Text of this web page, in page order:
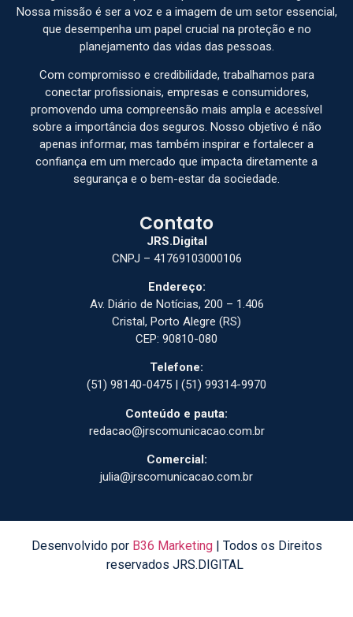
Nossa missão é ser a voz e a imagem de um setor essencial,
que desempenha um papel crucial na proteção e no
planejamento das vidas das pessoas.
Com compromisso e credibilidade, trabalhamos para
conectar profissionais, empresas e consumidores,
promovendo uma compreensão mais ampla e acessível
sobre a importância dos seguros. Nosso objetivo é não
apenas informar, mas também inspirar e fortalecer a
confiança em um mercado que impacta diretamente a
segurança e o bem-estar da sociedade.
Contato
JRS.Digital
CNPJ – 41769103000106
Endereço:
Av. Diário de Notícias, 200 – 1.406
Cristal, Porto Alegre (RS)
CEP: 90810-080
Telefone:
(51) 98140-0475 | (51) 99314-9970
Conteúdo e pauta:
redacao@jrscomunicacao.com.br
Comercial:
julia@jrscomunicacao.com.br
Desenvolvido por B36 Marketing| Todos os Direitos
reservados JRS.DIGITAL